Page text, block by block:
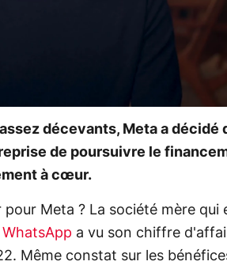
décevants, Meta a décidé
de poursuivre le
à cœur.
Meta ? La société mère qui
WhatsApp a vu son chiffre
Même constat sur les